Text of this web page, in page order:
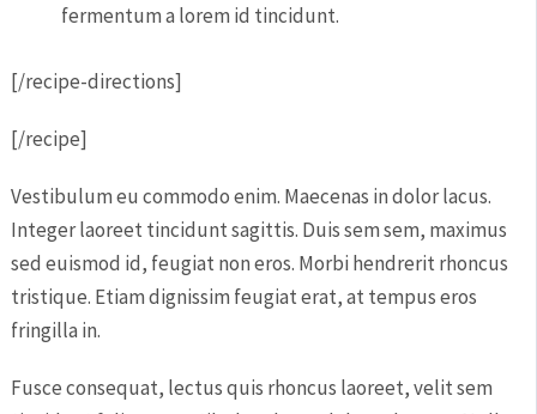
fermentum a lorem id tincidunt.
[/recipe-directions]
[/recipe]
Vestibulum eu commodo enim. Maecenas in dolor lacus.
Integer laoreet tincidunt sagittis. Duis sem sem, maximus
sed euismod id, feugiat non eros. Morbi hendrerit rhoncus
tristique. Etiam dignissim feugiat erat, at tempus eros
fringilla in.
Fusce consequat, lectus quis rhoncus laoreet, velit sem